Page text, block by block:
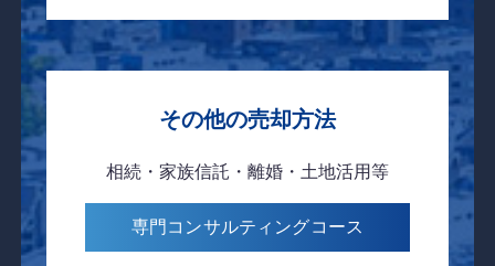
その他の売却方法
相続・家族信託・離婚・土地活用等
専門コンサルティングコース